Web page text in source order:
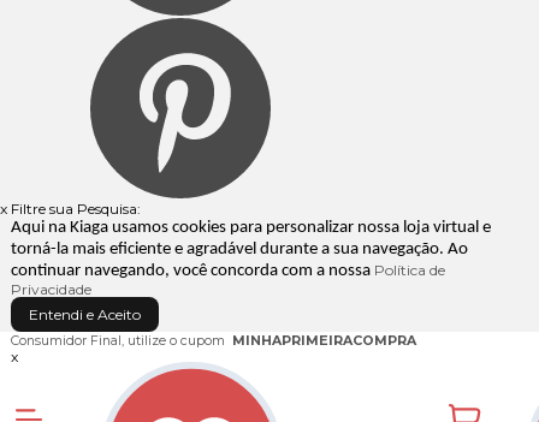
x Filtre sua Pesquisa:
Aqui na Kiaga usamos cookies para personalizar nossa loja virtual e
torná-la mais eficiente e agradável durante a sua navegação. Ao
continuar navegando, você concorda com a nossa Política de
Privacidade
Entendi e Aceito
Consumidor Final, utilize o cupom MINHAPRIMEIRACOMPRA
x